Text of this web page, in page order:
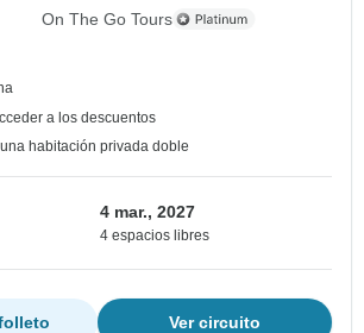
On The Go Tours
a los descuentos
habitación privada doble
4 mar., 2027
4 espacios libres
Ver circuito